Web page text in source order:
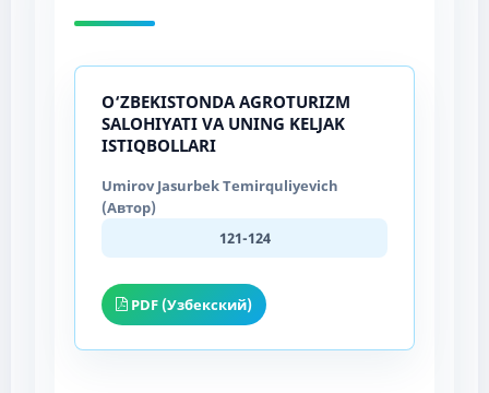
O‘ZBEKISTONDA AGROTURIZM
SALOHIYATI VA UNING KELJAK
ISTIQBOLLARI
Umirov Jasurbek Temirquliyevich
(Автор)
121-124
PDF (Узбекский)